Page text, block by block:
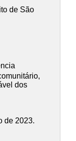
de São
dos
de 2023.